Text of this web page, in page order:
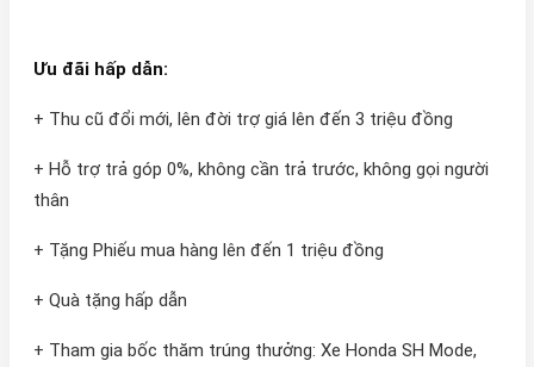
Ưu đãi hấp dẫn:
+ Thu cũ đổi mới, lên đời trợ giá lên đến 3 triệu đồng
+ Hỗ trợ trả góp 0%, không cần trả trước, không gọi người
thân
+ Tặng Phiếu mua hàng lên đến 1 triệu đồng
+ Quà tặng hấp dẫn
+ Tham gia bốc thăm trúng thưởng: Xe Honda SH Mode,